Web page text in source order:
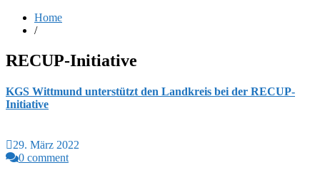
Home
/
RECUP-Initiative
KGS Wittmund unterstützt den Landkreis bei der RECUP-
Initiative
29. März 2022
0 comment